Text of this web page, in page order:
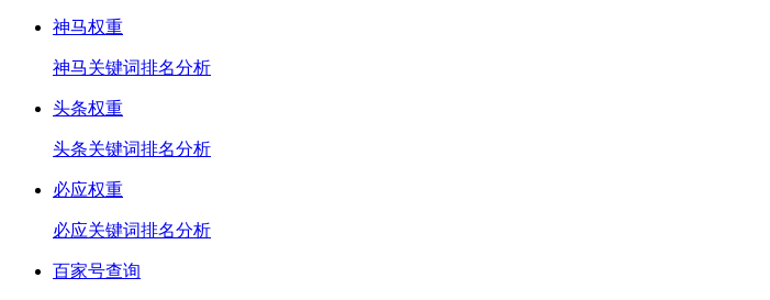
神马权重
神马关键词排名分析
头条权重
头条关键词排名分析
必应权重
必应关键词排名分析
百家号查询